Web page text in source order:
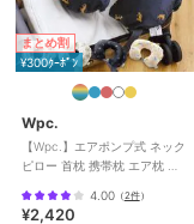
ハローキティ ICE LOOP
Mサイズ
2,420
まとめ割
¥300ｸｰﾎﾟﾝ
Wpc.
【Wpc.】エアポンプ式 ネック
ピロー 首枕 携帯枕 エア枕 コ
能
4.00（2件）
¥2,420